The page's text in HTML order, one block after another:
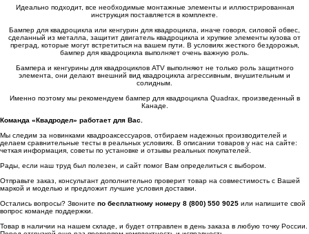
Идеально подходит, все необходимые монтажные элементы и иллюстрированная
инструкция поставляется в комплекте.
Бампер для квадроцикла или кенгурин для квадроцикла, иначе говоря, силовой обвес,
сделанный из металла, защитит двигатель квадроцикла и хрупкие элементы кузова от
преград, которые могут встретиться на вашем пути. В условиях жесткого бездорожья,
бампер для квадроцикла выполняет очень важную роль.
Бампера и кенгурины для квадроциклов ATV выполняют не только роль защитного
элемента, они делают внешний вид квадроцикла агрессивным, внушительным и
солидным.
Именно поэтому мы рекомендуем бампер для квадроцикла Quadrax, произведенный в
Канаде.
Команда «Квадродел» работает для Вас.
Мы следим за новинками квадроаксессуаров, отбираем надежных производителей и
делаем сравнительные тесты в реальных условиях. В описании товаров у нас на сайте:
четкая информация, советы по установке и отзывы реальных покупателей.
Рады, если наш труд был полезен, и сайт помог Вам определиться с выбором.
Отправьте заказ, консультант дополнительно проверит товар на совместимость с Вашей
маркой и моделью и предложит лучшие условия доставки.
Остались вопросы? Звоните по бесплатному номеру 8 (800) 550 9025 или напишите свой
вопрос команде поддержки.
Товар в наличии на нашем складе, и будет отправлен в день заказа в любую точку России.